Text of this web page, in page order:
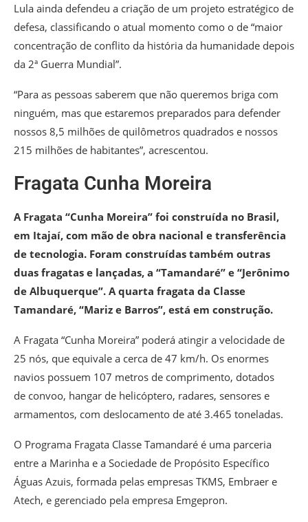
Lula ainda defendeu a criação de um projeto estratégico de
defesa, classificando o atual momento como o de “maior
concentração de conflito da história da humanidade depois
da 2ª Guerra Mundial”.
“Para as pessoas saberem que não queremos briga com
ninguém, mas que estaremos preparados para defender
nossos 8,5 milhões de quilômetros quadrados e nossos
215 milhões de habitantes”, acrescentou.
Fragata Cunha Moreira
A Fragata “Cunha Moreira” foi construída no Brasil,
em Itajaí, com mão de obra nacional e transferência
de tecnologia. Foram construídas também outras
duas fragatas e lançadas, a “Tamandaré” e “Jerônimo
de Albuquerque”. A quarta fragata da Classe
Tamandaré, “Mariz e Barros”, está em construção.
A Fragata “Cunha Moreira” poderá atingir a velocidade de
25 nós, que equivale a cerca de 47 km/h. Os enormes
navios possuem 107 metros de comprimento, dotados
de convoo, hangar de helicóptero, radares, sensores e
armamentos, com deslocamento de até 3.465 toneladas.
O Programa Fragata Classe Tamandaré é uma parceria
entre a Marinha e a Sociedade de Propósito Específico
Águas Azuis, formada pelas empresas TKMS, Embraer e
Atech, e gerenciado pela empresa Emgepron.